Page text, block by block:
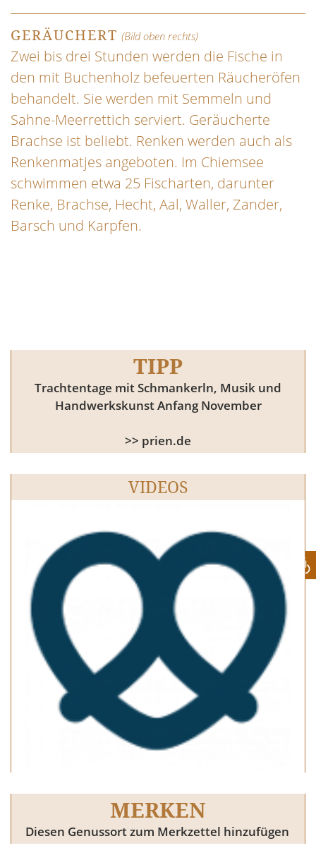
GERÄUCHERT (Bild oben rechts)
Zwei bis drei Stunden werden die Fische in
den mit Buchenholz befeuerten Räucheröfen
behandelt. Sie werden mit Semmeln und
Sahne-Meerrettich serviert. Geräucherte
Brachse ist beliebt. Renken werden auch als
Renkenmatjes angeboten. Im Chiemsee
schwimmen etwa 25 Fischarten, darunter
Renke, Brachse, Hecht, Aal, Waller, Zander,
Barsch und Karpfen.
TIPP
Trachtentage mit Schmankerln, Musik und
Handwerkskunst Anfang November
>> prien.de
VIDEOS
MERKEN
Diesen Genussort zum Merkzettel hinzufügen